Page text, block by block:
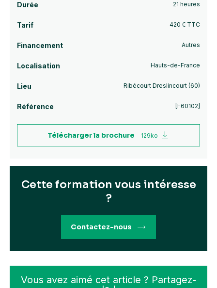
Durée 21 heures
Tarif 420 € TTC
Financement Autres
Localisation Hauts-de-France
Lieu Ribécourt Dreslincourt (60)
Référence [F60102]
Télécharger la brochure - 129ko
Cette formation vous intéresse
?
Contactez-nous
Vous avez aimé cet article ? Partagez-